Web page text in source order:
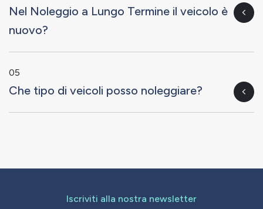
Nel Noleggio a Lungo Termine il veicolo è
nuovo?
05
Che tipo di veicoli posso noleggiare?
Iscriviti alla nostra newsletter